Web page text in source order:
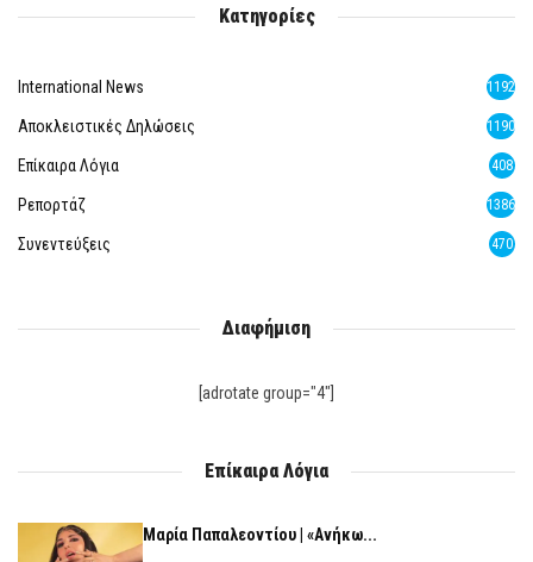
Κατηγορίες
International News 1192
Αποκλειστικές Δηλώσεις 1190
Επίκαιρα Λόγια 408
Ρεπορτάζ 1386
Συνεντεύξεις 470
Διαφήμιση
[adrotate group="4"]
Επίκαιρα Λόγια
Μαρία Παπαλεοντίου | «Ανήκω...